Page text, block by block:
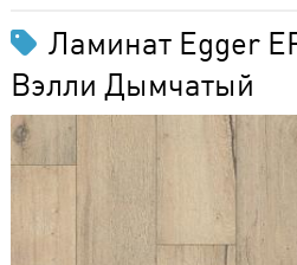
Ламинат Egger
Вэлли Дымчатый